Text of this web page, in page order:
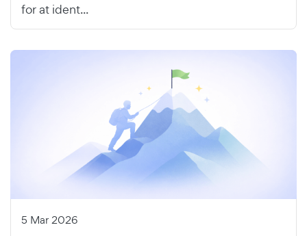
for at ident...
5 Mar 2026